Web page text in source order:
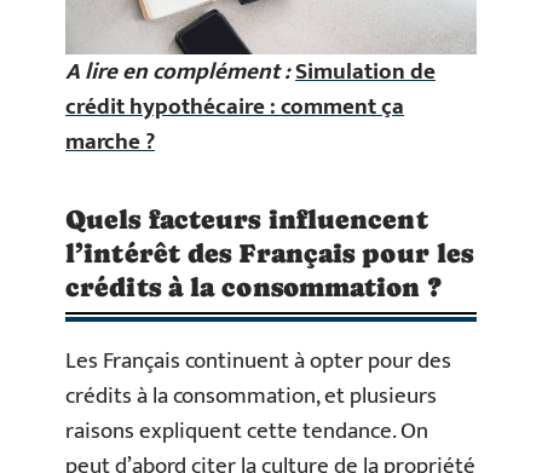
A lire en complément :Simulation de
crédit hypothécaire : comment ça
marche ?
Quels facteurs influencent
l’intérêt des Français pour les
crédits à la consommation ?
Les Français continuent à opter pour des
crédits à la consommation, et plusieurs
raisons expliquent cette tendance. On